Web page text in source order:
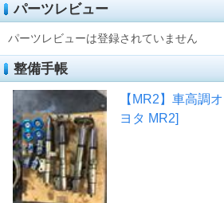
パーツレビュー
パーツレビューは登録されていません
整備手帳
【MR2】車高調
ヨタ MR2]